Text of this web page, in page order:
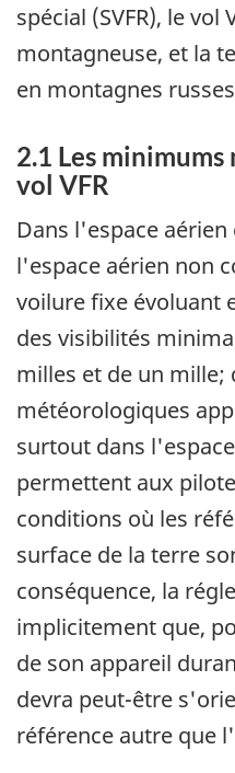
spécial (SVFR), le vol
montagneuse, et la
en montagnes
2.1 Les
vol VFR
Dans l'espace
l'espace aérien non
voilure fixe évoluant
des visibilités
milles et de un
météorologiques
surtout dans
permettent aux
conditions où les
surface de la terre
conséquence, la
implicitement que,
de son appareil
devra peut-être
référence autre que